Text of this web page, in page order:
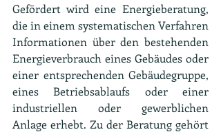
Gefördert wird eine Energieberatung,
die in einem systematischen Verfahren
Informationen über den bestehenden
Energieverbrauch eines Gebäudes oder
einer entsprechenden Gebäudegruppe,
eines Betriebsablaufs oder einer
industriellen oder gewerblichen
Anlage erhebt. Zu der Beratung gehört